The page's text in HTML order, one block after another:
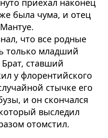
была чума, и отец
что все родные
только младший
ставший
у флорентийского
стычке его
и он скончался
выследил
отомстил.